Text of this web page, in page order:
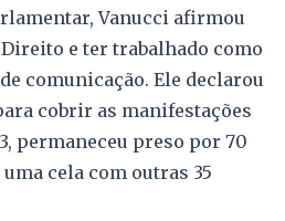
Vanucci afirmou
e ter trabalhado como
comunicação. Ele declarou
cobrir as manifestações
permaneceu preso por 70
cela com outras 35